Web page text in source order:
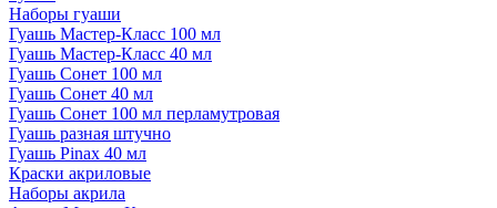
Наборы гуаши
Гуашь Мастер-Класс 100 мл
Гуашь Мастер-Класс 40 мл
Гуашь Сонет 100 мл
Гуашь Сонет 40 мл
Гуашь Сонет 100 мл перламутровая
Гуашь разная штучно
Гуашь Pinax 40 мл
Краски акриловые
Наборы акрила